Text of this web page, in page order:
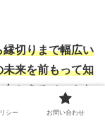
縁切りまで幅広い
未来を前もって知
かえるベストな
と、お悩みにサ
シー お問い合わせ